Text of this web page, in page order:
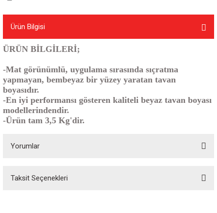
Ürün Bilgisi
ÜRÜN BİLGİLERİ;
-Mat görünümlü, uygulama sırasında sıçratma
yapmayan, bembeyaz bir yüzey yaratan tavan
boyasıdır.
-En iyi performansı gösteren kaliteli beyaz tavan boyası
modellerindendir.
-Ürün tam 3,5 Kg'dir.
Yorumlar
Taksit Seçenekleri